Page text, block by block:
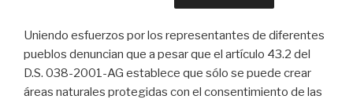
Uniendo esfuerzos por los representantes de diferentes
pueblos denuncian que a pesar que el artículo 43.2 del
D.S. 038-2001-AG establece que sólo se puede crear
áreas naturales protegidas con el consentimiento de las